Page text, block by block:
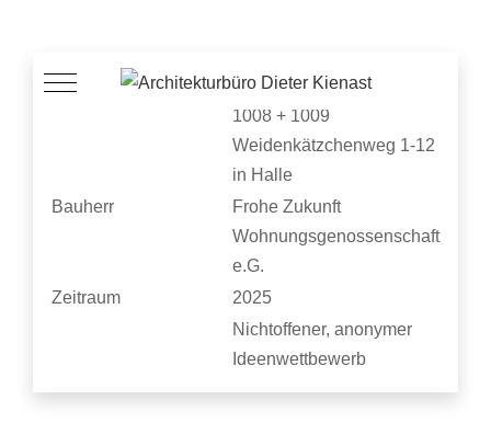
Mobile Menu Toggle
Projekt
Komplexsanierung Wie
1008 + 1009
Weidenkätzchenweg 1-12
in Halle
Bauherr
Frohe Zukunft
Wohnungsgenossenschaft
e.G.
Zeitraum
2025
Nichtoffener, anonymer
Ideenwettbewerb